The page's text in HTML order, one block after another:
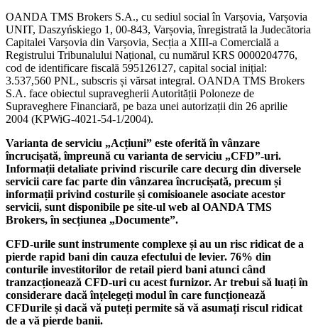
OANDA TMS Brokers S.A., cu sediul social în Varșovia, Varșovia
UNIT, Daszyńskiego 1, 00-843, Varșovia, înregistrată la Judecătoria
Capitalei Varșovia din Varșovia, Secția a XIII-a Comercială a
Registrului Tribunalului Național, cu numărul KRS 0000204776,
cod de identificare fiscală 595126127, capital social inițial:
3.537,560 PNL, subscris și vărsat integral. OANDA TMS Brokers
S.A. face obiectul supravegherii Autorității Poloneze de
Supraveghere Financiară, pe baza unei autorizații din 26 aprilie
2004 (KPWiG-4021-54-1/2004).
Varianta de serviciu „Acțiuni” este oferită în vânzare
încrucișată, împreună cu varianta de serviciu „CFD”-uri.
Informații detaliate privind riscurile care decurg din diversele
servicii care fac parte din vânzarea încrucișată, precum și
informații privind costurile și comisioanele asociate acestor
servicii, sunt disponibile pe site-ul web al OANDA TMS
Brokers, în secțiunea „Documente”.
CFD-urile sunt instrumente complexe și au un risc ridicat de a
pierde rapid bani din cauza efectului de levier. 76% din
conturile investitorilor de retail pierd bani atunci când
tranzacționează CFD-uri cu acest furnizor. Ar trebui să luați în
considerare dacă înțelegeți modul în care funcționează
CFDurile și dacă vă puteți permite să vă asumați riscul ridicat
de a vă pierde banii.